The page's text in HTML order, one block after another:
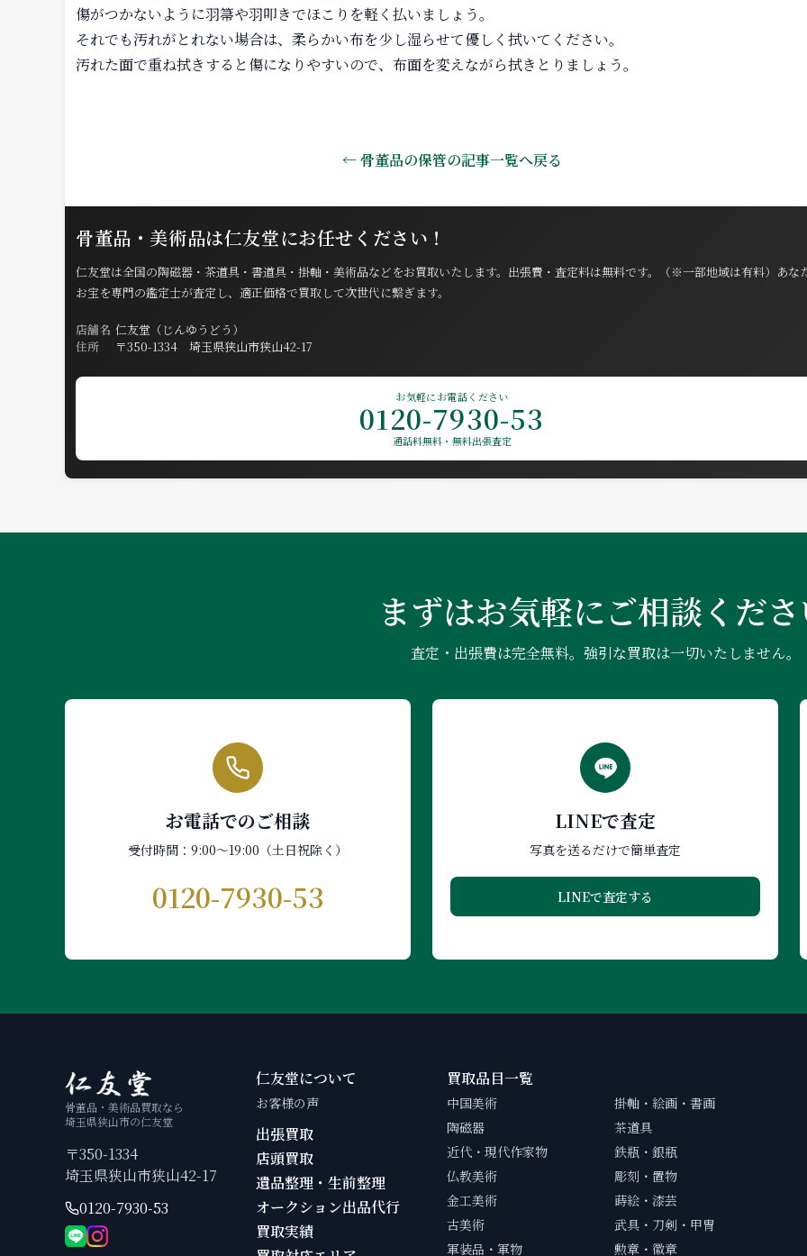
傷がつかないように羽箒や羽叩きでほこりを軽く払いましょう。
それでも汚れがとれない場合は、柔らかい布を少し湿らせて優しく拭いてください。
汚れた面で重ね拭きすると傷になりやすいので、布面を変えながら拭きとりましょう。
← 骨董品の保管の記事一覧へ戻る
骨董品・美術品は仁友堂にお任せください！
仁友堂は全国の陶磁器・茶道具・書道具・掛軸・美術品などをお買取いたします。出張費・査定料は無料です。（※一部地域は有料）あな
お宝を専門の鑑定士が査定し、適正価格で買取して次世代に繋ぎます。
店舗名 仁友堂（じんゆうどう）
住所
〒350-1334 埼玉県狭山市狭山42-17
お気軽にお電話ください
0120-7930-53
通話料無料・無料出張査定
まずはお気軽にご相談くだ
査定・出張費は完全無料。強引な買取は一切いたしません。
お電話でのご相談
受付時間：9:00〜19:00（土日祝除く）
0120-7930-53
LINEで査定
写真を送るだけで簡単査定
LINEで査定する
骨董品・美術品買取なら
埼玉県狭山市の仁友堂
〒350-1334
埼玉県狭山市狭山42-17
0120-7930-53
仁友堂について
お客様の声
出張買取
店頭買取
遺品整理・生前整理
オークション出品代行
買取実績
買取品目一覧
中国美術
掛軸・絵画・書画
陶磁器
茶道具
近代・現代作家物
鉄瓶・銀瓶
仏教美術
彫刻・置物
金工美術
蒔絵・漆芸
古美術
武具・刀剣・甲冑
軍装品・軍物
勲章・徽章